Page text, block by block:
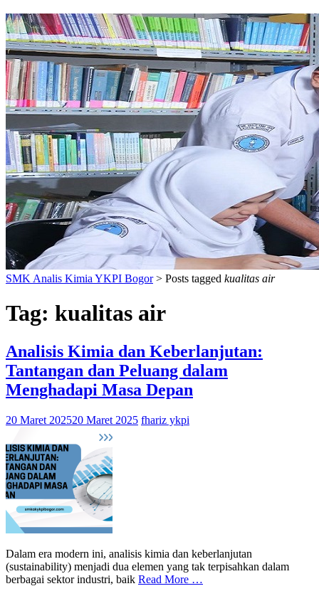
PERPUSTAKAAN
SMK Analis Kimia YKPI Bogor> Posts tagged kualitas air
Tag: kualitas air
Analisis Kimia dan Keberlanjutan:
Tantangan dan Peluang dalam
Menghadapi Masa Depan
20 Maret 202520 Maret 2025 fhariz ykpi
Dalam era modern ini, analisis kimia dan keberlanjutan
(sustainability) menjadi dua elemen yang tak terpisahkan dalam
berbagai sektor industri, baik Read More …